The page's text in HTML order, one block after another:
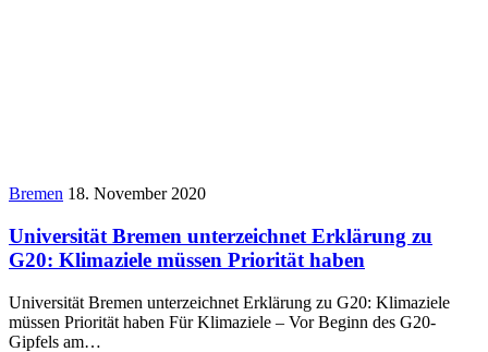
Bremen 18. November 2020
Universität Bremen unterzeichnet Erklärung zu
G20: Klimaziele müssen Priorität haben
Universität Bremen unterzeichnet Erklärung zu G20: Klimaziele
müssen Priorität haben Für Klimaziele – Vor Beginn des G20-
Gipfels am…